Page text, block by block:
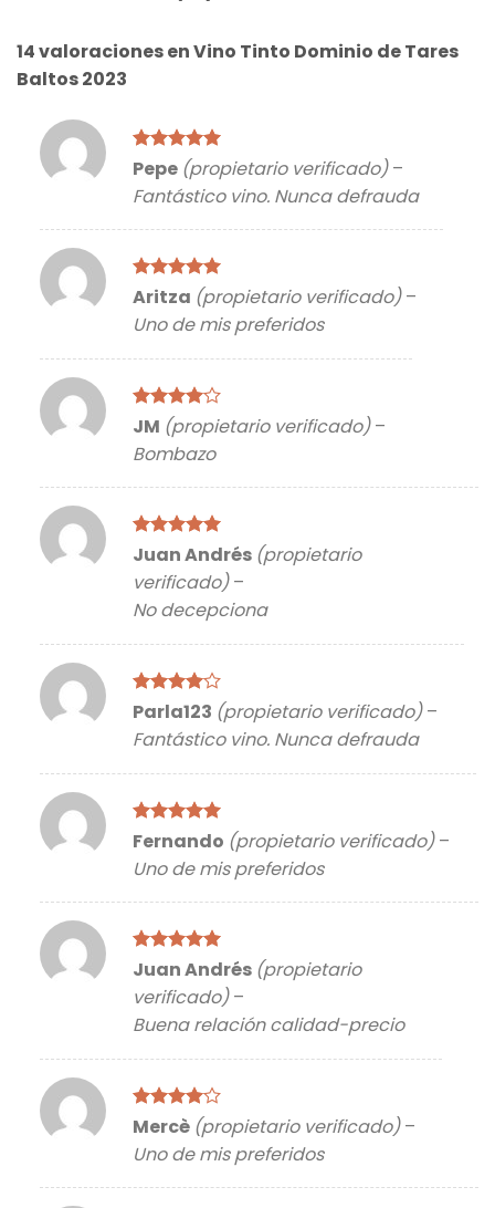
14 valoraciones enVino Tinto Dominio de Tares
Baltos 2023
Valorado
con
de 5
Pepe (propietario verificado) –
Fantástico vino. Nunca defrauda
Valorado
de 5
Aritza (propietario verificado) –
Uno de mis preferidos
Valorado
4
5
JM (propietario verificado) –
Bombazo
Valorado
Juan Andrés (propietario
verificado) –
No decepciona
Valorado
5
Parla123 (propietario verificado) –
Fantástico vino. Nunca defrauda
Valorado
Fernando (propietario verificado) –
Uno de mis preferidos
Valorado
Juan Andrés (propietario
verificado) –
Buena relación calidad-precio
Valorado
de
5
Mercè (propietario verificado) –
Uno de mis preferidos